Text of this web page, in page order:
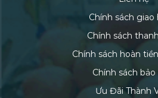
Chính sách giao
Chính sách
Chính sách hoàn
Chính sách
Ưu Đãi Thành